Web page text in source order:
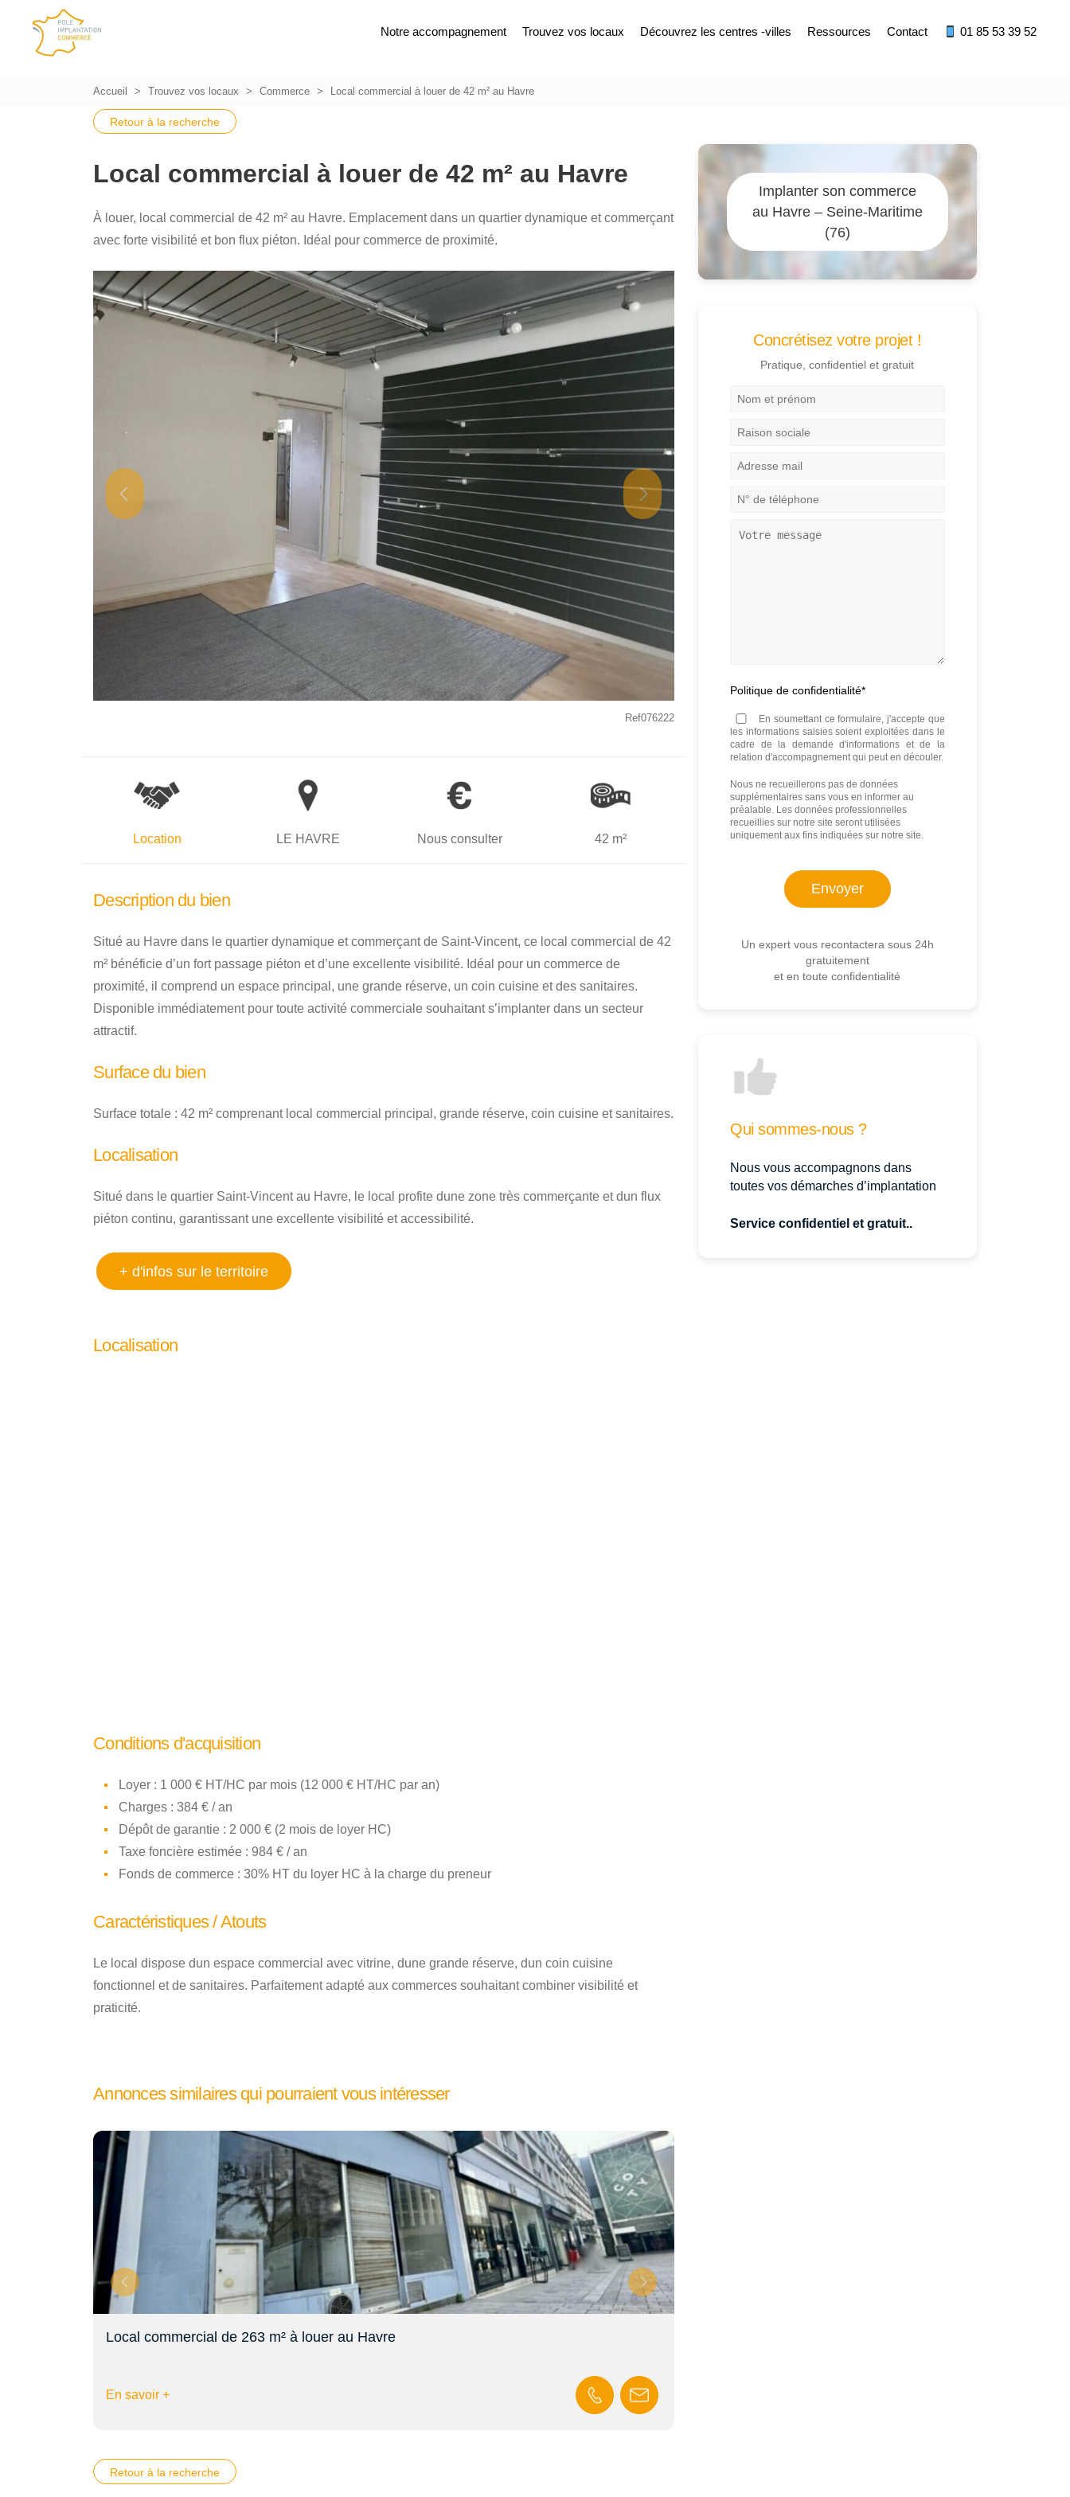
Notre accompagnement Trouvez vos locaux Découvrez les centres -villes Ressources Contact 01 85 53 39 52
Accueil Trouvez vos locaux Commerce Local commercial à louer de 42 m² au Havre
Retour à la recherche
Local commercial à louer de 42 m² au Havre
À louer, local commercial de 42 m² au Havre. Emplacement dans un quartier dynamique et commerçant
avec forte visibilité et bon flux piéton. Idéal pour commerce de proximité.
Ref076222
Location LE HAVRE Nous consulter 42 m²
Description du bien
Situé au Havre dans le quartier dynamique et commerçant de Saint-Vincent, ce local commercial de 42
m² bénéficie d’un fort passage piéton et d’une excellente visibilité. Idéal pour un commerce de
proximité, il comprend un espace principal, une grande réserve, un coin cuisine et des sanitaires.
Disponible immédiatement pour toute activité commerciale souhaitant s’implanter dans un secteur
attractif.
Surface du bien
Surface totale : 42 m² comprenant local commercial principal, grande réserve, coin cuisine et sanitaires.
Localisation
Situé dans le quartier Saint-Vincent au Havre, le local profite dune zone très commerçante et dun flux
piéton continu, garantissant une excellente visibilité et accessibilité.
+ d'infos sur le territoire
Localisation
Conditions d'acquisition
Loyer : 1 000 € HT/HC par mois (12 000 € HT/HC par an)
Charges : 384 € / an
Dépôt de garantie : 2 000 € (2 mois de loyer HC)
Taxe foncière estimée : 984 € / an
Fonds de commerce : 30% HT du loyer HC à la charge du preneur
Caractéristiques / Atouts
Le local dispose dun espace commercial avec vitrine, dune grande réserve, dun coin cuisine
fonctionnel et de sanitaires. Parfaitement adapté aux commerces souhaitant combiner visibilité et
praticité.
Annonces similaires qui pourraient vous intéresser
Local commercial de 263 m² à louer au Havre
En savoir +
Retour à la recherche
Implanter son commerce
au Havre – Seine-Maritime
(76)
Concrétisez votre projet !
Pratique, confidentiel et gratuit
Nom
prénom*
Raison
Adresse
N°
téléphone*
Votre
Politique de confidentialité*
En soumettant ce formulaire, j'accepte que
les informations saisies soient exploitées dans le
cadre de la demande d'informations et de la
relation d'accompagnement qui peut en découler.
Nous ne recueillerons pas de données
supplémentaires sans vous en informer au
préalable. Les données professionnelles
recueillies sur notre site seront utilisées
uniquement aux fins indiquées sur notre site.
Un expert vous recontactera sous 24h
gratuitement
et en toute confidentialité
Qui sommes-nous ?
Nous vous accompagnons dans
toutes vos démarches d’implantation
Service confidentiel et gratuit..